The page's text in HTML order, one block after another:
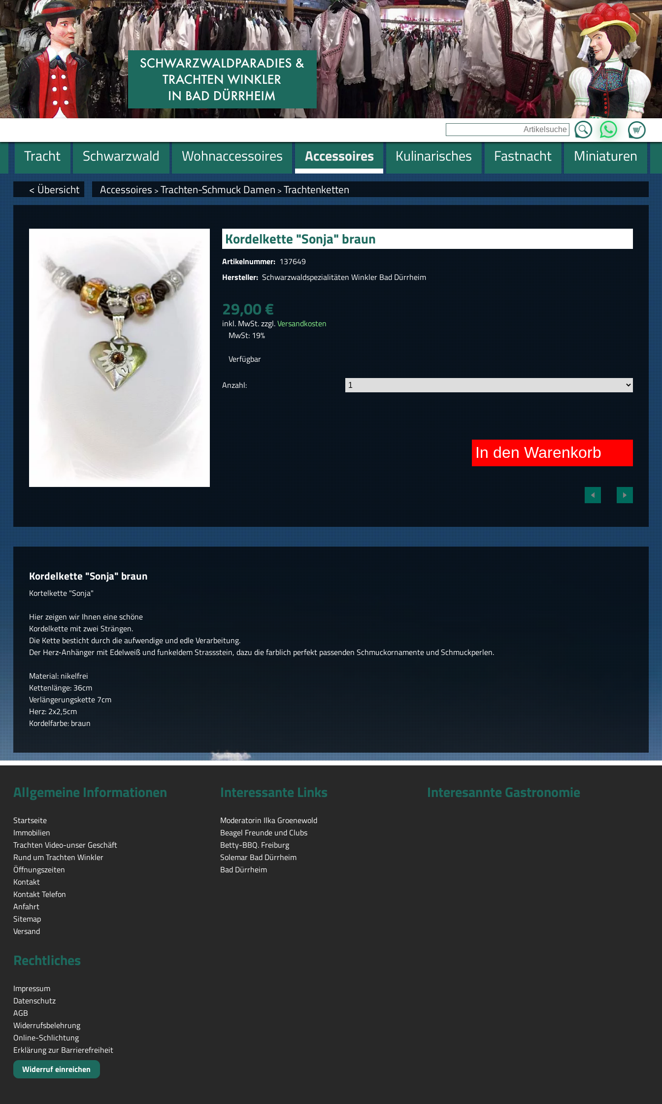
Zum
WhatsApp
Tracht Schwarzwald Wohnaccessoires Accessoires Kulinarisches Fastnacht
Miniaturen
Geschenke
< Übersicht Accessoires > Trachten-Schmuck Damen > Trachtenketten
Kordelkette "Sonja" braun
Artikelnummer: 137649
Hersteller: Schwarzwaldspezialitäten Winkler Bad Dürrheim
29,00 €
inkl. MwSt. zzgl.Versandkosten
MwSt: 19%
Verfügbar
Anzahl:
In den Warenkorb
Kordelkette "Sonja" braun
Kortelkette "Sonja"
Hier zeigen wir Ihnen eine schöne
Kordelkette mit zwei Strängen.
Die Kette besticht durch die aufwendige und edle Verarbeitung.
Der Herz-Anhänger mit Edelweiß und funkeldem Strassstein, dazu die farblich perfekt passenden Schmuckornamente und Schmuckperlen.
Material: nikelfrei
Kettenlänge: 36cm
Verlängerungskette 7cm
Herz: 2x2,5cm
Kordelfarbe: braun
Allgemeine Informationen
Startseite
Immobilien
Trachten Video-unser Geschäft
Rund um Trachten Winkler
Öffnungszeiten
Kontakt
Kontakt Telefon
Anfahrt
Sitemap
Versand
Interessante Links
Moderatorin Ilka Groenewold
Beagel Freunde und Clubs
Betty-BBQ. Freiburg
Solemar Bad Dürrheim
Bad Dürrheim
Interesannte Gastronomie
Rechtliches
Impressum
Datenschutz
AGB
Widerrufsbelehrung
Online-Schlichtung
Erklärung zur Barrierefreiheit
Widerruf einreichen